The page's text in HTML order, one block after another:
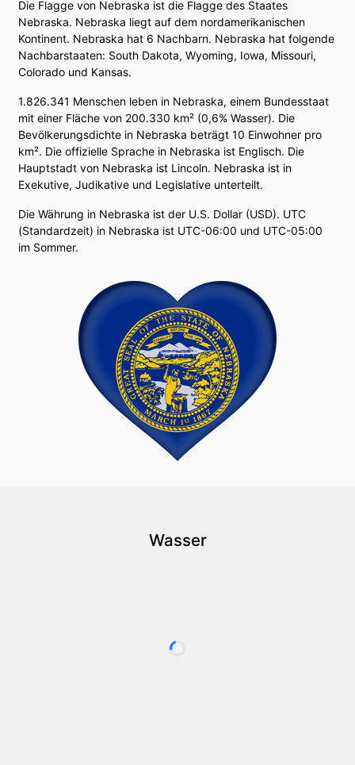
Die Flagge von Nebraska ist die Flagge des Staates
Nebraska. Nebraska liegt auf dem nordamerikanischen
Kontinent. Nebraska hat 6 Nachbarn. Nebraska hat folgende
Nachbarstaaten: South Dakota, Wyoming, Iowa, Missouri,
Colorado und Kansas.
1.826.341 Menschen leben in Nebraska, einem Bundesstaat
mit einer Fläche von 200.330 km² (0,6% Wasser). Die
Bevölkerungsdichte in Nebraska beträgt 10 Einwohner pro
km². Die offizielle Sprache in Nebraska ist Englisch. Die
Hauptstadt von Nebraska ist Lincoln. Nebraska ist in
Exekutive, Judikative und Legislative unterteilt.
Die Währung in Nebraska ist der U.S. Dollar (USD). UTC
(Standardzeit) in Nebraska ist UTC-06:00 und UTC-05:00
im Sommer.
Wasser